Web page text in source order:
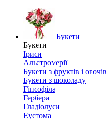
Букети
Букети
Іриси
Альстромерії
Букети з фруктів і овочів
Букети з шоколаду
Гіпсофіла
Гербера
Гладіолуси
Еустома